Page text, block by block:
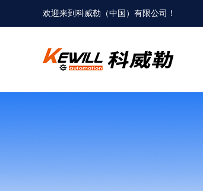
欢迎来到科威勒（中国）有限公司！